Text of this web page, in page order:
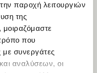
παροχή λειτουργιών
της
μοιραζόμαστε
που
με συνεργάτες
αναλύσεων, οι